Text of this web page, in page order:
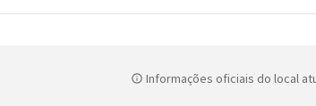
Informações oficiais do local